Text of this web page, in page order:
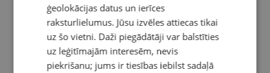
ģeolokācijas datus un ierīces
raksturlielumus. Jūsu izvēles attiecas tikai
uz šo vietni. Daži piegādātāji var balstīties
uz leģitīmajām interesēm, nevis
piekrišanu; jums ir tiesības iebilst sadaļā